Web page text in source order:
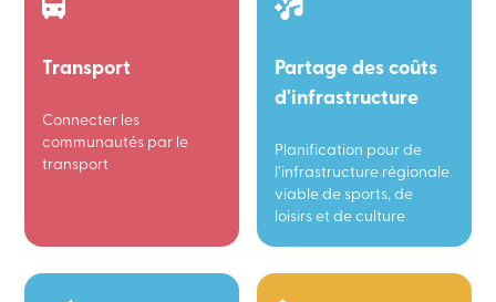
Transport
Connecter les
communautés par le
transport
Partage des coûts
d'infrastructure
Planification pour de
l’infrastructure régionale
viable de sports, de
loisirs et de culture